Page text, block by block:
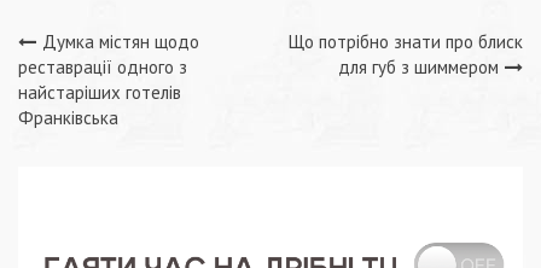
Навігація
записів
Думка містян щодо
реставрації одного з
найстаріших готелів
Франківська
Що потрібно знати про блиск
для губ з шиммером